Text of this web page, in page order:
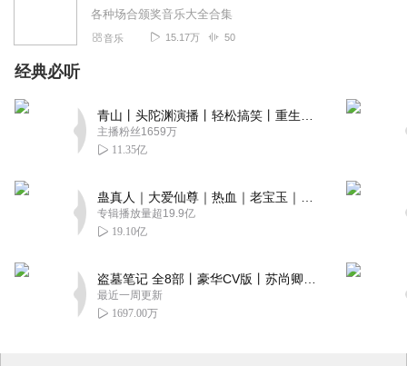
各种场合颁奖音乐大全合集
音乐 15.17万 50
经典必听
主播粉丝1659万
11.35亿
专辑播放量超19.9亿
19.10亿
最近一周更新
1697.00万